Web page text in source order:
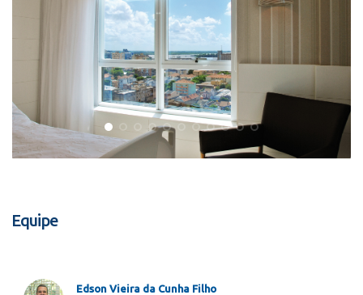
Equipe
Edson Vieira da Cunha Filho